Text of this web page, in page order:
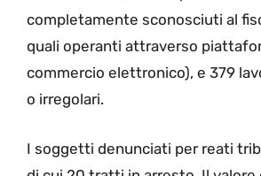
completamente sconosciuti al
quali operanti attraverso
commercio elettronico), e 379
o irregolari.
I soggetti denunciati per reati